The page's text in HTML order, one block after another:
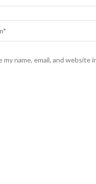
my name, email, and